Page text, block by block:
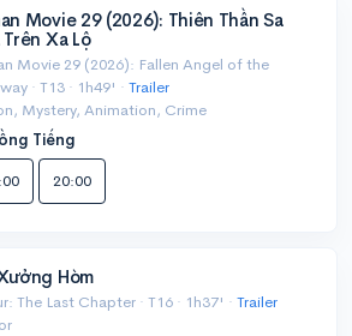
Movie 29 (2026): Thiên Thần Sa
Trên Xa Lộ
Movie 29 (2026): Fallen Angel of the
· T13 · 1h49' · Trailer
Mystery, Animation, Crime
Tiếng
20:00
Hòm
The Last Chapter · T16 · 1h37' · Trailer